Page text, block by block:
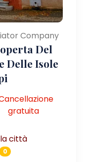
Company
Del
Delle Isole
gratuita
città
0